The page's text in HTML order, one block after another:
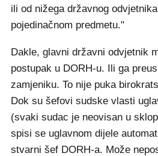
ili od nižega državnog
pojedinačnom predmetu."
Dakle, glavni državni odvjetnik
postupak u DORH-u. Ili ga
zamjeniku. To nije puka
Dok su šefovi sudske vlasti
(svaki sudac je neovisan u
spisi se uglavnom dijele
stvarni šef DORH-a. Može